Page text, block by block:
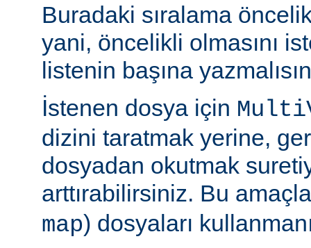
Buradaki sıralama
yani, öncelikli olmasını
listenin başına
İstenen dosya için
dizini taratmak yerine,
dosyadan okutmak
arttırabilirsiniz. Bu
map) dosyaları